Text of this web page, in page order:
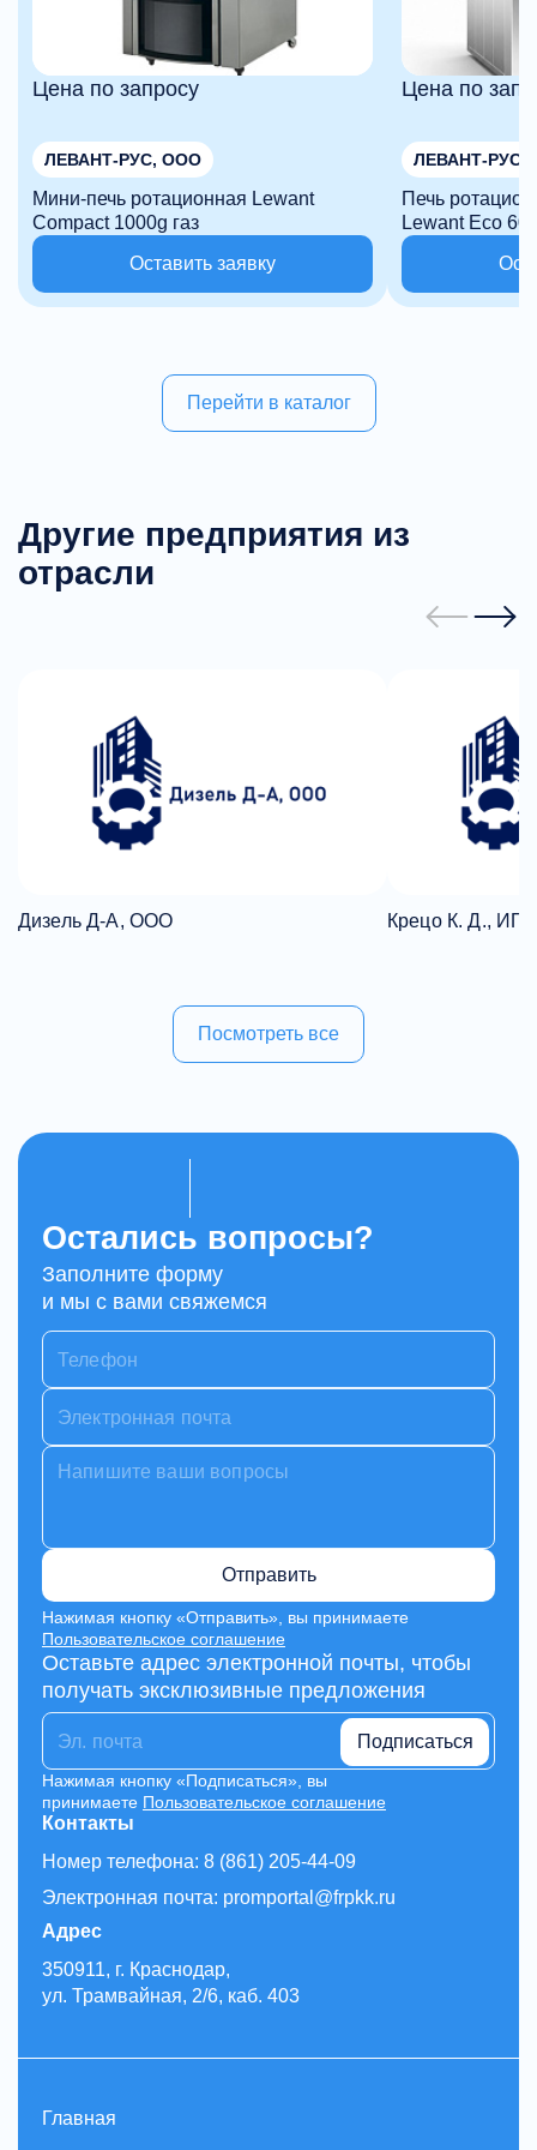
Цена по запросу
ЛЕВАНТ-РУС, ООО
Мини-печь ротационная Lewant
Compact 1000g газ
Оставить заявку
Цена по
ЛЕВАНТ-РУС,
Печь
Перейти в каталог
Другие предприятия из
отрасли
Дизель Д-А, ООО Крецо К. Д., ИП
Посмотреть все
Контакты
Номер телефона: 8 (861) 205-44-09
Электронная почта: promportal@frpkk.ru
Адрес
350911, г. Краснодар,
ул. Трамвайная, 2/6, каб. 403
Остались вопросы?
Заполните форму
и мы с вами свяжемся
Отправить
Нажимая кнопку «Отправить», вы принимаете
Пользовательское соглашение
Оставьте адрес электронной почты, чтобы
получать эксклюзивные предложения
Подписаться
Нажимая кнопку «Подписаться», вы
принимаете Пользовательское соглашение
Главная